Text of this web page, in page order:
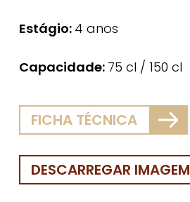
Estágio: 4 anos
Capacidade: 75 cl / 150 cl
FICHA TÉCNICA
DESCARREGAR IMAGEM